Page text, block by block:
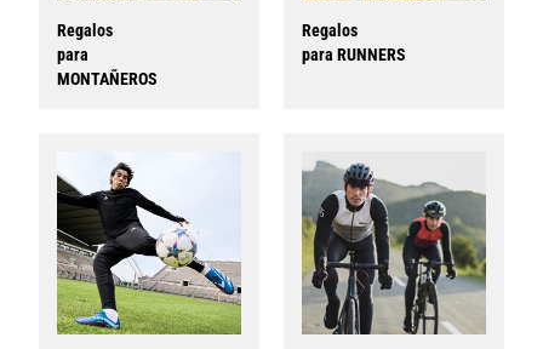
Regalos
para
MONTAÑEROS
Regalos
para RUNNERS